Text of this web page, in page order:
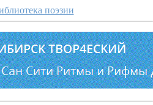
поэзии